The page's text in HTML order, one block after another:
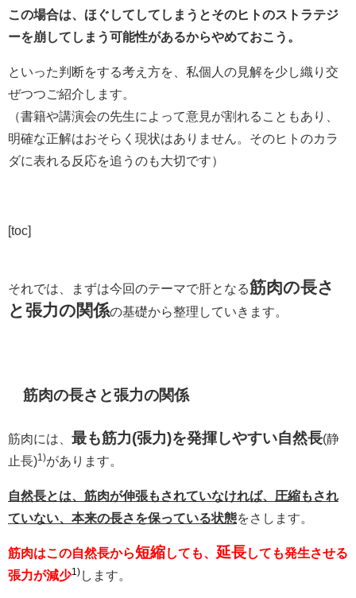
この場合は、ほぐしてしてしまうとそのヒトのストラテジ
ーを崩してしまう可能性があるからやめておこう。
といった判断をする考え方を、私個人の見解を少し織り交
ぜつつご紹介します。
（書籍や講演会の先生によって意見が割れることもあり、
明確な正解はおそらく現状はありません。そのヒトのカラ
ダに表れる反応を追うのも大切です）
[toc]
それでは、まずは今回のテーマで肝となる筋肉の長さ
と張力の関係の基礎から整理していきます。
筋肉の長さと張力の関係
筋肉には、 最も筋力(張力)を発揮しやすい自然長(静
止長)1)があります。
自然長とは、筋肉が伸張もされていなければ、圧縮もされ
ていない、本来の長さを保っている状態をさします。
筋肉はこの自然長から短縮しても、 延長しても発生させる
張力が減少1) します。